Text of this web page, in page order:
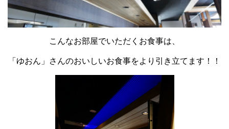
こんなお部屋でいただくお食事は、
「ゆおん」さんのおいしいお食事をより引き立てます！！